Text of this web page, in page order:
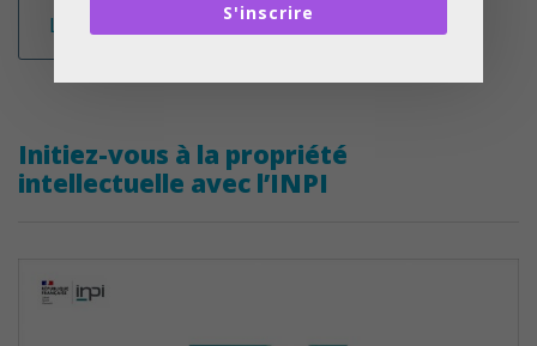
Lire la suite
Initiez-vous à la propriété
intellectuelle avec l’INPI
S'inscrire